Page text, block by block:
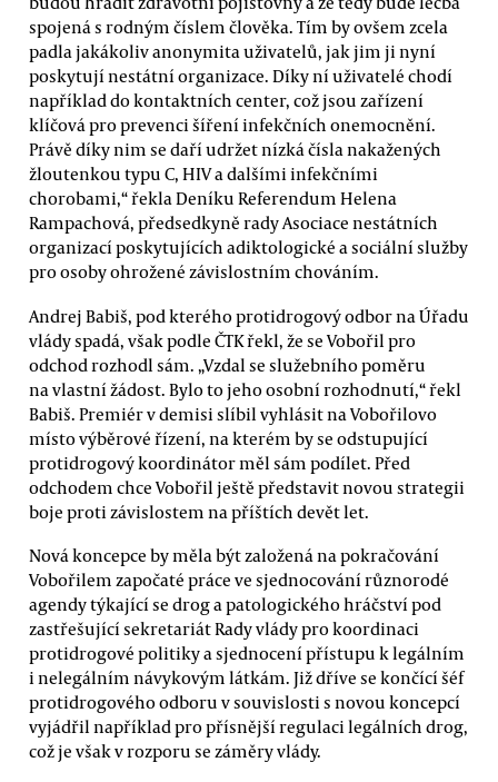
spojená s rodným číslem člověka. Tím by ovšem zcela
padla jakákoliv anonymita uživatelů, jak jim ji nyní
poskytují nestátní organizace. Díky ní uživatelé chodí
například do kontaktních center, což jsou zařízení
klíčová pro prevenci šíření infekčních onemocnění.
Právě díky nim se daří udržet nízká čísla nakažených
žloutenkou typu C, HIV a dalšími infekčními
chorobami,“ řekla Deníku Referendum Helena
Rampachová, předsedkyně rady Asociace nestátních
organizací poskytujících adiktologické a sociální služby
pro osoby ohrožené závislostním chováním.
Andrej Babiš, pod kterého protidrogový odbor na Úřadu
vlády spadá, však podle ČTK řekl, že se Vobořil pro
odchod rozhodl sám. „Vzdal se služebního poměru
na vlastní žádost. Bylo to jeho osobní rozhodnutí,“ řekl
Babiš. Premiér v demisi slíbil vyhlásit na Vobořilovo
místo výběrové řízení, na kterém by se odstupující
protidrogový koordinátor měl sám podílet. Před
odchodem chce Vobořil ještě představit novou strategii
boje proti závislostem na příštích devět let.
Nová koncepce by měla být založená na pokračování
Vobořilem započaté práce ve sjednocování různorodé
agendy týkající se drog a patologického hráčství pod
zastřešující sekretariát Rady vlády pro koordinaci
protidrogové politiky a sjednocení přístupu k legálním
i nelegálním návykovým látkám. Již dříve se končící šéf
protidrogového odboru v souvislosti s novou koncepcí
vyjádřil například pro přísnější regulaci legálních drog,
což je však v rozporu se záměry vlády.